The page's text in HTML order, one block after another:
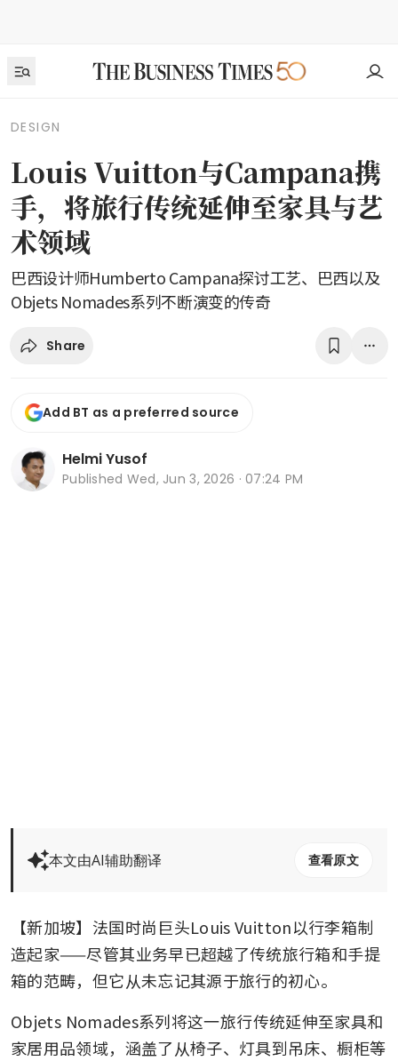
DESIGN
Louis Vuitton与Campana携
手，将旅行传统延伸至家具与艺
术领域
巴西设计师Humberto Campana探讨工艺、巴西以及
Objets Nomades系列不断演变的传奇
Share
Add BT as a preferred source
Helmi Yusof
Published Wed, Jun 3, 2026 · 07:24 PM
本文由AI辅助翻译 查看原文
【新加坡】法国时尚巨头Louis Vuitton以行李箱制
造起家——尽管其业务早已超越了传统旅行箱和手提
箱的范畴，但它从未忘记其源于旅行的初心。
Objets Nomades系列将这一旅行传统延伸至家具和
家居用品领域，涵盖了从椅子、灯具到吊床、橱柜等